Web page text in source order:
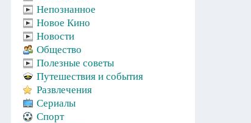
Непознанное
Новое Кино
Новости
Общество
Полезные советы
Путешествия и события
Развлечения
Сериалы
Спорт